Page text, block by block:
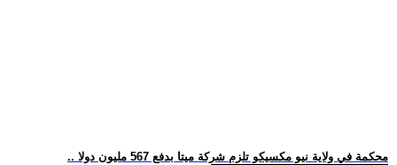
.. محكمة في ولاية نيو مكسيكو تلزم شركة ميتا بدفع 567 مليون دولا